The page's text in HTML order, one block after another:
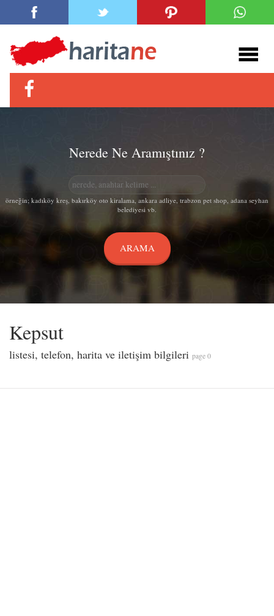
Nerede Ne Aramıştınız ?
örneğin; kadıköy kreş, bakırköy oto kiralama, ankara adliye, trabzon pet shop, adana seyhan
belediyesi vb.
Kepsut
listesi, telefon, harita ve iletişim bilgileri page 0